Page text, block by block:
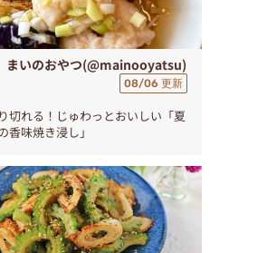
まいのおやつ(@mainooyatsu)
08/06 更新
切れる！じゅわっとおいしい「夏
香味焼き浸し」